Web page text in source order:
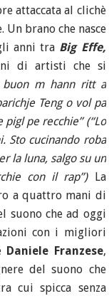
attaccata al clichè
brano che nasce
anni tra Big Effe,
di artisti che si
buon m hann ritt a
Teng o vol pa
pe recchie” (“Lo
Sto cucinando roba
la luna, salgo su un
con il rap”)La
a quattro mani di
suono che ad oggi
con i migliori
Daniele Franzese,
del suono che
cui spicca senza